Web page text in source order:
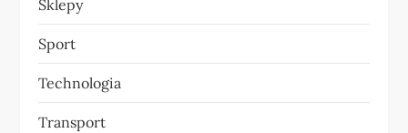
Sklepy
Sport
Technologia
Transport